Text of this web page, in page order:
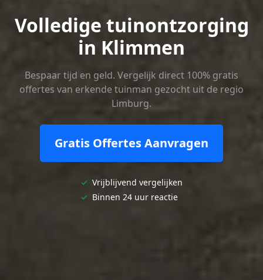
Volledige tuinontzorging
in Klimmen
Bespaar tijd en geld. Vergelijk direct 100% gratis
offertes van erkende tuinman gezocht uit de regio
Limburg.
Gratis Offertes Aanvragen
✓ Vrijblijvend vergelijken
✓ Binnen 24 uur reactie